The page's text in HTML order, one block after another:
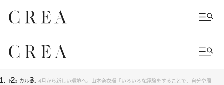
トッ カルチ
4月から新しい環境へ。山本奈衣瑠「いろいろな経験をすることで、自分や周